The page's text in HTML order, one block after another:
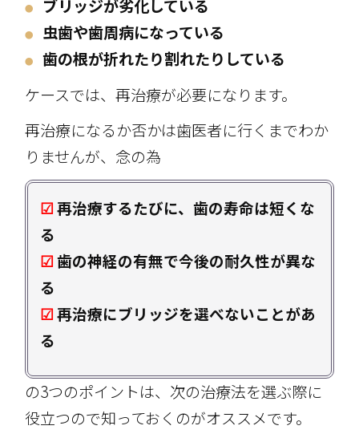
● ブリッジが劣化している
● 虫歯や歯周病になっている
●歯の根が折れたり割れたりしている
ケースでは、再治療が必要になります。
再治療になるか否かは歯医者に行くまでわか
りませんが、念の為
☑再治療するたびに、歯の寿命は短くな
る
☑歯の神経の有無で今後の耐久性が異な
る
☑再治療にブリッジを選べないことがあ
る
の3つのポイントは、次の治療法を選ぶ際に
役立つので知っておくのがオススメです。